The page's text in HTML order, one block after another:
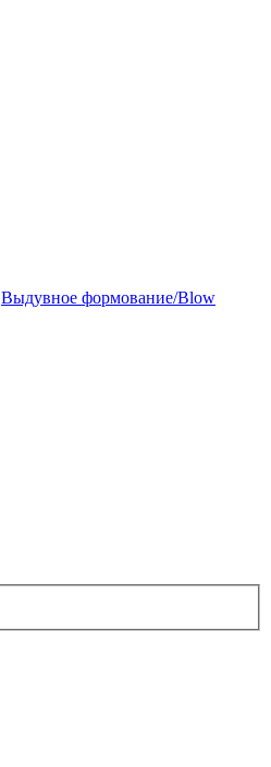
Выдувное формование/Blow